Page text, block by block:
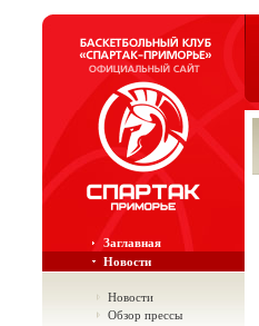
Заглавная
Новости
Новости
Обзор прессы